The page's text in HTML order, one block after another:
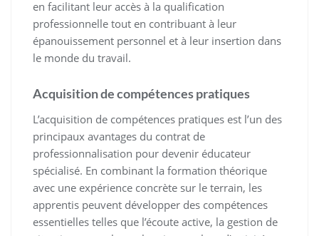
en facilitant leur accès à la qualification
professionnelle tout en contribuant à leur
épanouissement personnel et à leur insertion dans
le monde du travail.
Acquisition de compétences pratiques
L’acquisition de compétences pratiques est l’un des
principaux avantages du contrat de
professionnalisation pour devenir éducateur
spécialisé. En combinant la formation théorique
avec une expérience concrète sur le terrain, les
apprentis peuvent développer des compétences
essentielles telles que l’écoute active, la gestion de